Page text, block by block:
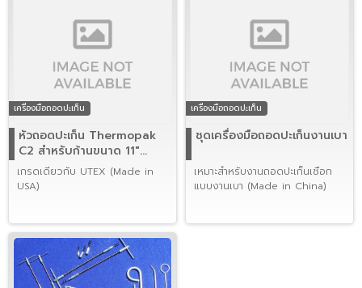
เครื่องมือถอดปะเก็น
หัวถอดปะเก็น Thermopak
C2 สำหรับก้านขนาด 11"
(USA)
เกรดเดียวกับ UTEX (Made in
USA)
เครื่องมือถอดปะเก็น
ชุดเครื่องมือถอดปะเก็นงานเบา
เหมาะสำหรับงานถอดปะเก็นเชือก
แบบงานเบา (Made in China)